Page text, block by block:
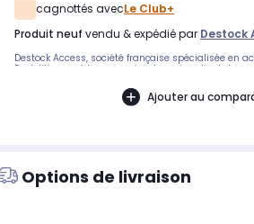
cagnottés avecLe Club+
produit neuf vendu & expédié par Destock
Destock Access, société française spécialisée en
Expédition rapide avec suivi et service client de
Ajouter au
Options de livraison